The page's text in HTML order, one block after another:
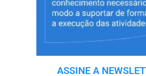
ASSINE A